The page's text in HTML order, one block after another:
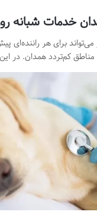
خدمات شبانه
برای هر راننده‌ای
مناطق کم‌تردد همدان. در